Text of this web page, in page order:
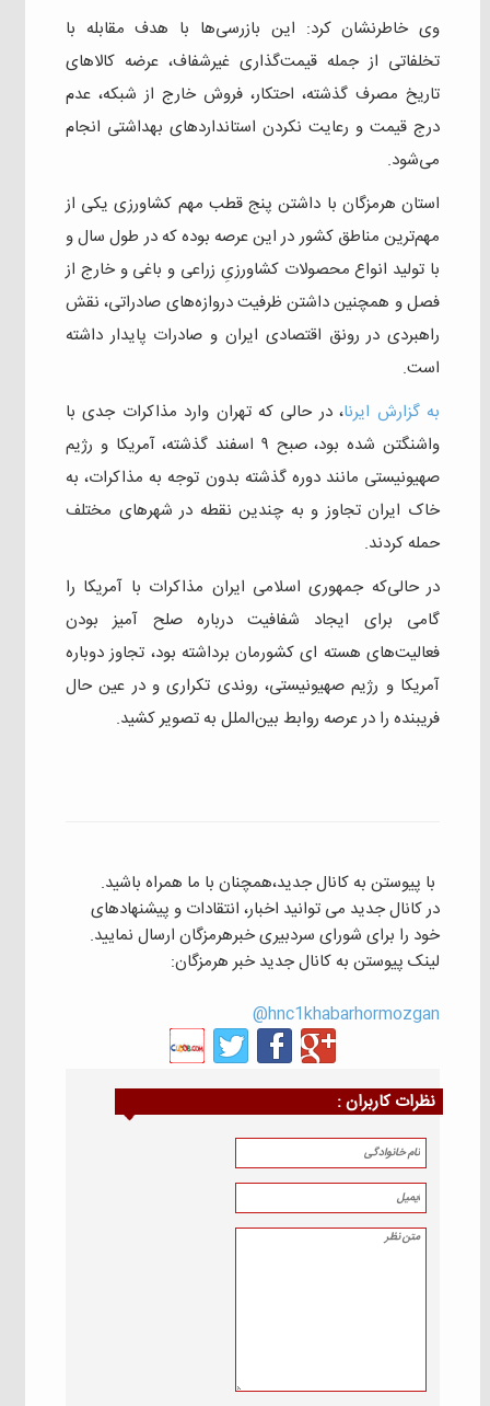
وی خاطرنشان کرد: این بازرسی‌ها با هدف مقابله با
تخلفاتی از جمله قیمت‌گذاری غیرشفاف، عرضه کالاهای
تاریخ مصرف گذشته، احتکار، فروش خارج از شبکه، عدم
درج قیمت و رعایت نکردن استانداردهای بهداشتی انجام
می‌شود.
استان هرمزگان با داشتن پنج قطب مهم کشاورزی یکی از
مهم‌ترین مناطق کشور در این عرصه بوده که در طول سال و
با تولید انواع محصولات کشاورزیِ زراعی و باغی و خارج از
فصل و همچنین داشتن ظرفیت دروازه‌های صادراتی، نقش
راهبردی در رونق اقتصادی ایران و صادرات پایدار داشته
است.
به گزارش ایرنا، در حالی که تهران وارد مذاکرات جدی با
واشنگتن شده بود، صبح ۹ اسفند گذشته، آمریکا و رژیم
صهیونیستی مانند دوره گذشته بدون توجه به مذاکرات، به
خاک ایران تجاوز و به چندین نقطه در شهرهای مختلف
حمله کردند.
‌در حالی‌که جمهوری اسلامی ایران مذاکرات با آمریکا را
گامی برای ایجاد شفافیت درباره صلح آمیز بودن
فعالیت‌های هسته ای کشورمان برداشته بود، تجاوز دوباره
آمریکا و رژیم صهیونیستی، روندی تکراری و در عین حال
فریبنده را در عرصه روابط بین‌الملل به تصویر کشید.
با پیوستن به کانال جدید،همچنان با ما همراه باشید.
در کانال جدید می توانید اخبار، انتقادات و پیشنهادهای
خود را برای شورای سردبیری خبرهرمزگان ارسال نمایید.
لینک پیوستن به کانال جدید خبر هرمزگان:
hnc1khabarhormozgan@
نظرات كاربران :